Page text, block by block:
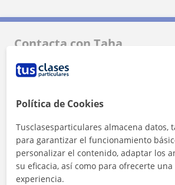
Contacta con Taha
Tarifa
1ª clase gratis
Política de Cookies
Tusclasesparticulares almacena datos,
para garantizar el funcionamiento
personalizar el contenido, adaptar los
su eficacia, así como para ofrecerte
experiencia.